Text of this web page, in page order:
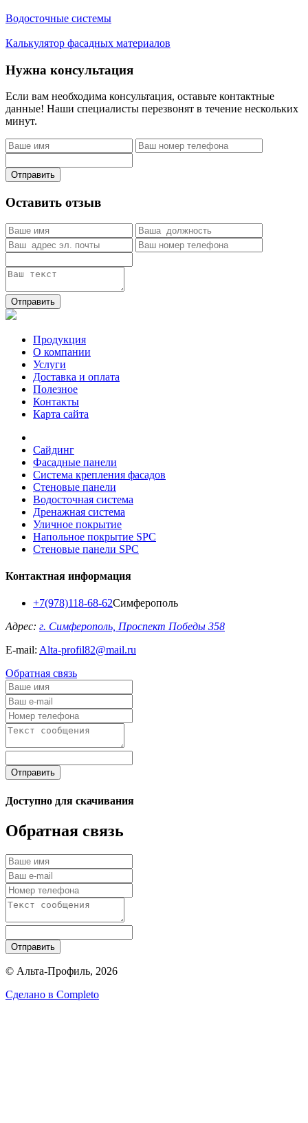
Водосточные системы
Калькулятор фасадных материалов
Нужна консультация
Если вам необходима консультация, оставьте контактные
данные! Наши специалисты перезвонят в течение нескольких
минут.
Отправить
Оставить отзыв
Отправить
Продукция
О компании
Услуги
Доставка и оплата
Полезное
Контакты
Карта сайта
Сайдинг
Фасадные панели
Система крепления фасадов
Стеновые панели
Водосточная система
Дренажная система
Уличное покрытие
Напольное покрытие SPC
Стеновые панели SPC
Контактная информация
+7(978)118-68-62Симферополь
Адрес: г. Симферополь, Проспект Победы 358
E-mail: Alta-profil82@mail.ru
Обратная связь
Отправить
Доступно для скачивания
Обратная связь
Отправить
© Альта-Профиль, 2026
Сделано в Completo